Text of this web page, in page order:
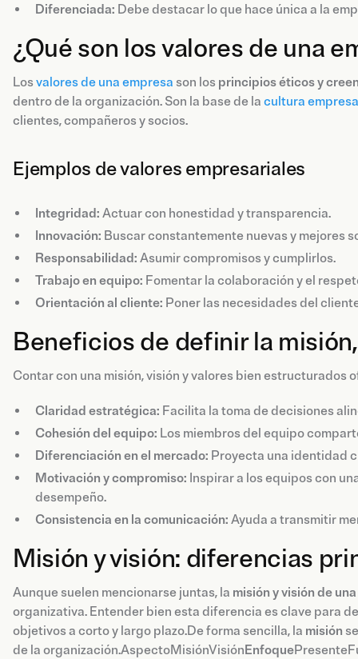
Diferenciada: Debe destacar lo que hace única a la
¿Qué son los valores de una
Los valores de una empresa son los principios éticos y
dentro de la organización. Son la base de la cultura
clientes, compañeros y socios.
Ejemplos de valores empresariales
Integridad: Actuar con honestidad y transparencia.
Innovación: Buscar constantemente nuevas y mejores
Responsabilidad: Asumir compromisos y cumplirlos.
Trabajo en equipo: Fomentar la colaboración y el
Orientación al cliente: Poner las necesidades del
Beneficios de definir la
Contar con una misión, visión y valores bien estructurados
Claridad estratégica: Facilita la toma de decisiones
Cohesión del equipo: Los miembros del equipo
Diferenciación en el mercado: Proyecta una identidad
Motivación y compromiso: Inspirar a los equipos con
desempeño.
Consistencia en la comunicación: Ayuda a transmitir
Misión y visión: diferencias
Aunque suelen mencionarse juntas, la misión y visión de
organizativa. Entender bien esta diferencia es clave para
objetivos a corto y largo plazo.De forma sencilla, la misión
de la organización.AspectoMisiónVisiónEnfoque